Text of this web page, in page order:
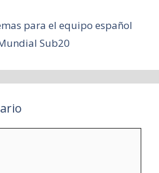
para el equipo español
Sub20